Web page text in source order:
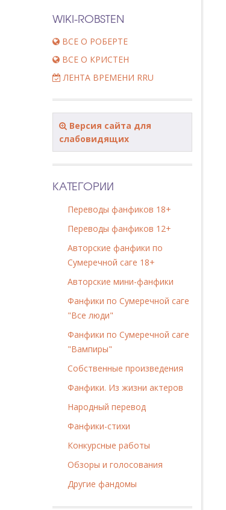
WIKI-ROBSTEN
ВСЕ О РОБЕРТЕ
ВСЕ О КРИСТЕН
ЛЕНТА ВРЕМЕНИ RRU
Версия сайта для
слабовидящих
КАТЕГОРИИ
Переводы фанфиков 18+
Переводы фанфиков 12+
Авторские фанфики по
Сумеречной саге 18+
Авторские мини-фанфики
Фанфики по Сумеречной саге
"Все люди"
Фанфики по Сумеречной саге
"Вампиры"
Собственные произведения
Фанфики. Из жизни актеров
Народный перевод
Фанфики-стихи
Конкурсные работы
Обзоры и голосования
Другие фандомы